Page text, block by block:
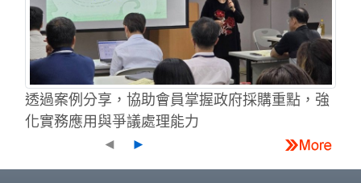
透過案例分享，協助會員掌握政府採購重點，強
化實務應用與爭議處理能力
◄
►